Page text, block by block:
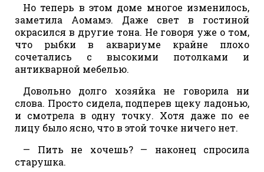
Но теперь в этом доме многое изменилось,
заметила Аомамэ. Даже свет в гостиной
окрасился в другие тона. Не говоря уже о том,
что рыбки в аквариуме крайне плохо
сочетались с высокими потолками и
антикварной мебелью.
Довольно долго хозяйка не говорила ни
слова. Просто сидела, подперев щеку ладонью,
и смотрела в одну точку. Хотя даже по ее
лицу было ясно, что в этой точке ничего нет.
— Пить не хочешь? — наконец спросила
старушка.